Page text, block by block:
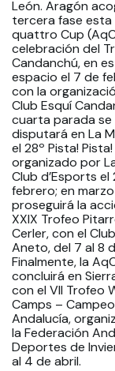
León. Aragón
tercera fase esta
quattro Cup
celebración del
Candanchú, en
espacio el 7 de
con la
Club Esquí
cuarta parada se
disputará en La
el 28º Pista!
organizado por
Club d’Esports el
febrero; en marzo
proseguirá la
XXIX Trofeo
Cerler, con el
Aneto, del 7 al 8
Finalmente, la
concluirá en
con el VII Trofeo
Camps –
Andalucía,
la Federación
Deportes de
al 4 de abril.